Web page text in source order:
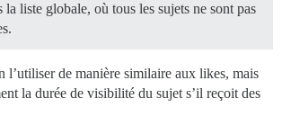
la liste globale, où tous les sujets ne sont pas
l’utiliser de manière similaire aux likes, mais
la durée de visibilité du sujet s’il reçoit des